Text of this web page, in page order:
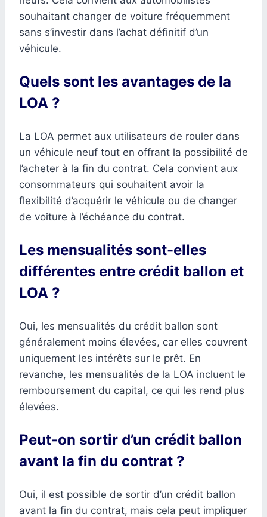
souhaitant changer de voiture fréquemment
sans s’investir dans l’achat définitif d’un
véhicule.
Quels sont les avantages de la
LOA ?
La LOA permet aux utilisateurs de rouler dans
un véhicule neuf tout en offrant la possibilité de
l’acheter à la fin du contrat. Cela convient aux
consommateurs qui souhaitent avoir la
flexibilité d’acquérir le véhicule ou de changer
de voiture à l’échéance du contrat.
Les mensualités sont-elles
différentes entre crédit ballon et
LOA ?
Oui, les mensualités du crédit ballon sont
généralement moins élevées, car elles couvrent
uniquement les intérêts sur le prêt. En
revanche, les mensualités de la LOA incluent le
remboursement du capital, ce qui les rend plus
élevées.
Peut-on sortir d’un crédit ballon
avant la fin du contrat ?
Oui, il est possible de sortir d’un crédit ballon
avant la fin du contrat, mais cela peut impliquer